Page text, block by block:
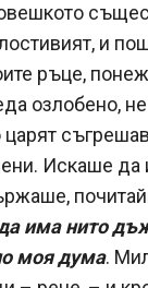
и
ръце,
озлобено,
царят
Искаше да
има нито
моя дума.